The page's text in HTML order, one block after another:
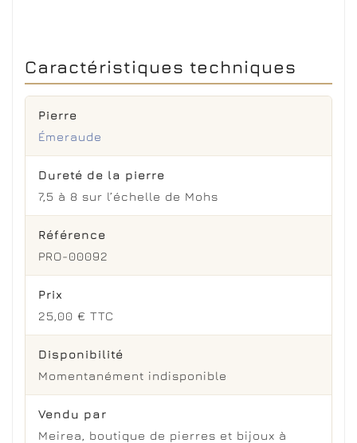
Caractéristiques techniques
Pierre
Émeraude
Dureté de la pierre
7,5 à 8 sur l’échelle de Mohs
Référence
PRO-00092
Prix
25,00 € TTC
Disponibilité
Momentanément indisponible
Vendu par
Meirea, boutique de pierres et bijoux à